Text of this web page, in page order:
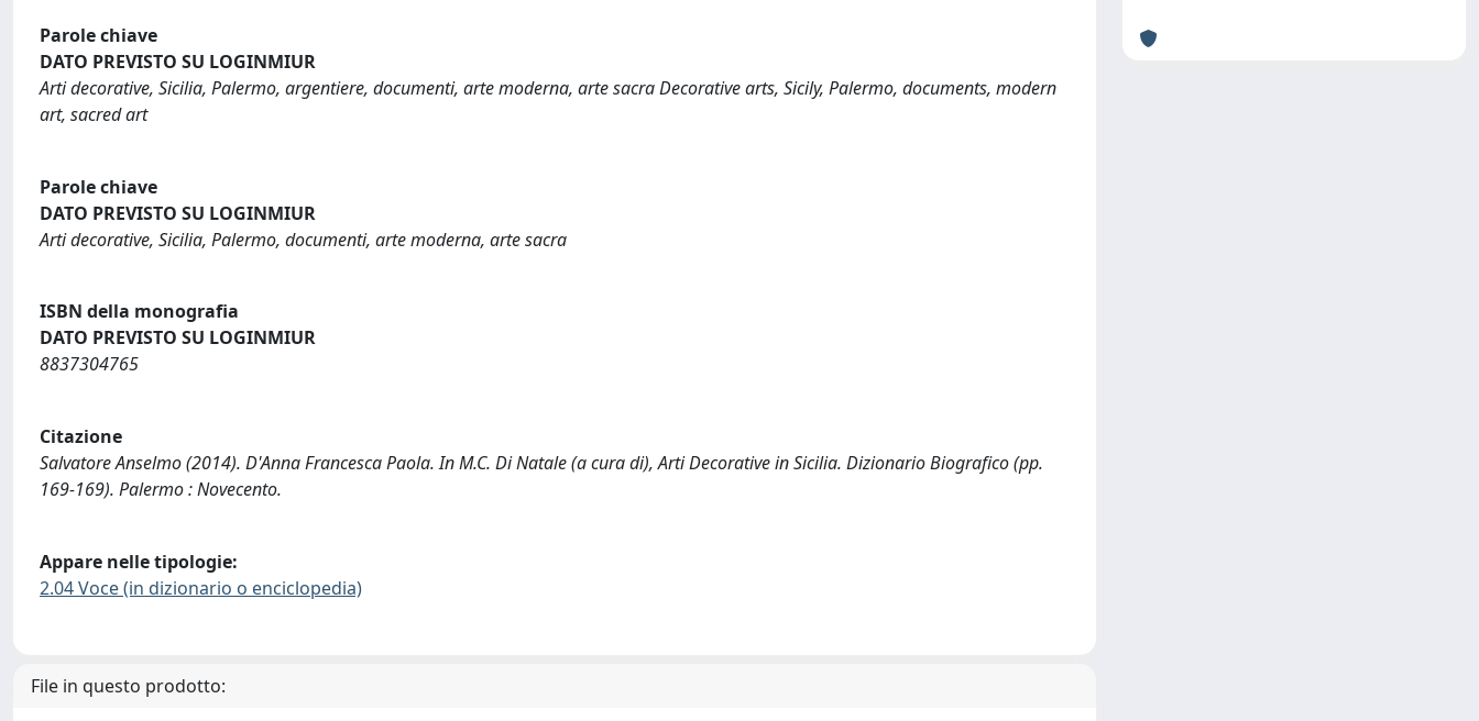
Parole chiave
DATO PREVISTO SU LOGINMIUR
Arti decorative, Sicilia, Palermo, argentiere, documenti, arte moderna, arte sacra Decorative arts, Sicily, Palermo, documents, modern
art, sacred art
Parole chiave
DATO PREVISTO SU LOGINMIUR
Arti decorative, Sicilia, Palermo, documenti, arte moderna, arte sacra
ISBN della monografia
DATO PREVISTO SU LOGINMIUR
8837304765
Citazione
Salvatore Anselmo (2014). D'Anna Francesca Paola. In M.C. Di Natale (a cura di), Arti Decorative in Sicilia. Dizionario Biografico (pp.
169-169). Palermo : Novecento.
Appare nelle tipologie:
2.04 Voce (in dizionario o enciclopedia)
File in questo prodotto: